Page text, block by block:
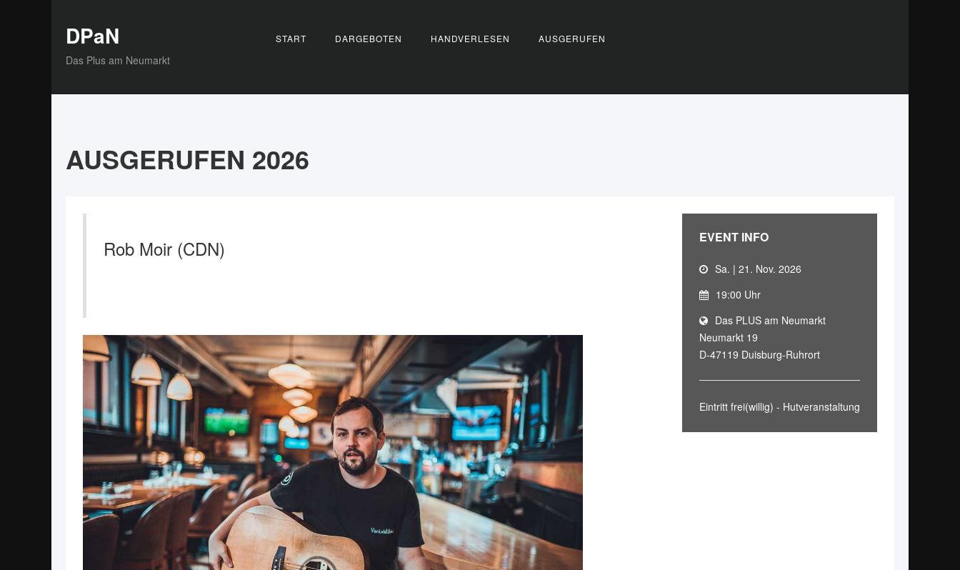
DPaN
Das Plus am Neumarkt
START DARGEBOTEN HANDVERLESEN AUSGERUFEN
AUSGERUFEN 2026
EVENT INFO
Sa. | 21. Nov. 2026
19:00 Uhr
Das PLUS am Neumarkt
Neumarkt 19
D-47119 Duisburg-Ruhrort
Eintritt frei(willig) - Hutveranstaltung
Rob Moir (CDN)